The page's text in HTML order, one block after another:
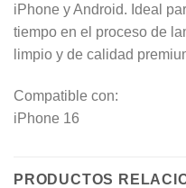
iPhone y Android. Ideal
tiempo en el proceso de
limpio y de calidad
Compatible con:
iPhone 16
PRODUCTOS